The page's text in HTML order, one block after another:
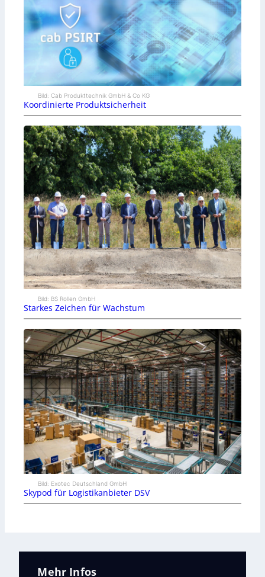
Bild: Cab Produkttechnik GmbH & Co KG
Koordinierte Produktsicherheit
Bild: BS Rollen GmbH
Starkes Zeichen für Wachstum
Bild: Exotec Deutschland GmbH
Skypod für Logistikanbieter DSV
Mehr Infos